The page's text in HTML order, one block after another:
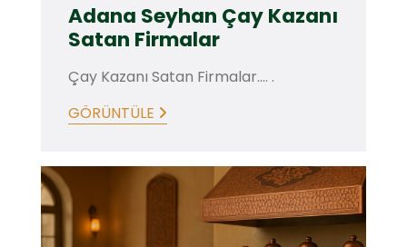
Adana Seyhan Çay Kazanı
Satan Firmalar
Çay Kazanı Satan Firmalar.... .
GÖRÜNTÜLE